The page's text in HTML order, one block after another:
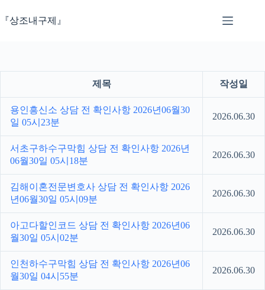
문『상조내구제』
제목 작성일
용인흥신소 상담 전 확인사항 2026년06월30
일 05시23분
2026.06.30
서초구하수구막힘 상담 전 확인사항 2026년
06월30일 05시18분
2026.06.30
김해이혼전문변호사 상담 전 확인사항 2026
년06월30일 05시09분
2026.06.30
아고다할인코드 상담 전 확인사항 2026년06
월30일 05시02분
2026.06.30
인천하수구막힘 상담 전 확인사항 2026년06
월30일 04시55분
2026.06.30